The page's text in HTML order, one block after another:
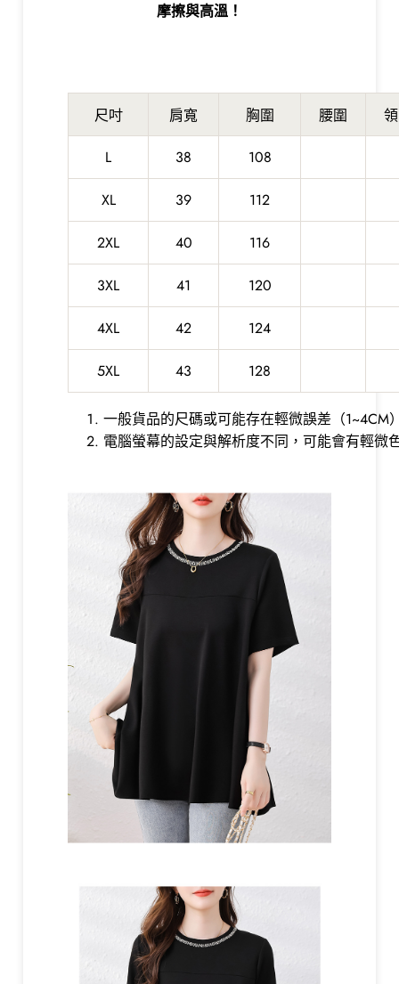
摩擦與高溫！
尺吋 肩寬 胸圍 腰圍
L 38 108
XL 39 112
2XL 40 116
3XL 41 120
4XL 42 124
5XL 43 128
一般貨品的尺碼或可能存在輕微誤差（1~4CM
電腦螢幕的設定與解析度不同，可能會有輕微